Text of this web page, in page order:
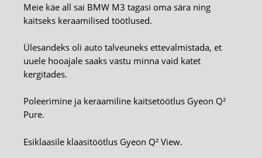
Meie käe all sai BMW M3 tagasi oma sära ning
kaitseks keraamilised töötlused.
Ülesandeks oli auto talveuneks ettevalmistada, et
uuele hooajale saaks vastu minna vaid katet
kergitades.
Poleerimine ja keraamiline kaitsetöötlus Gyeon Q²
Pure.
Esiklaasile klaasitöötlus Gyeon Q² View.